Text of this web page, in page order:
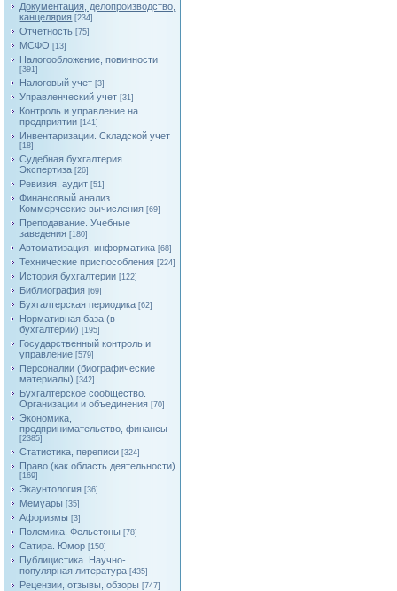
Документация, делопроизводство,
канцелярия [234]
Отчетность [75]
МСФО [13]
Налогообложение, повинности
[391]
Налоговый учет [3]
Управленческий учет [31]
Контроль и управление на
предприятии [141]
Инвентаризации. Складской учет
[18]
Судебная бухгалтерия.
Экспертиза [26]
Ревизия, аудит [51]
Финансовый анализ.
Коммерческие вычисления [69]
Преподавание. Учебные
заведения [180]
Автоматизация, информатика [68]
Технические приспособления [224]
История бухгалтерии [122]
Библиография [69]
Бухгалтерская периодика [62]
Нормативная база (в
бухгалтерии) [195]
Государственный контроль и
управление [579]
Персоналии (биографические
материалы) [342]
Бухгалтерское сообщество.
Организации и объединения [70]
Экономика,
предпринимательство, финансы
[2385]
Статистика, переписи [324]
Право (как область деятельности)
[169]
Экаунтология [36]
Мемуары [35]
Афоризмы [3]
Полемика. Фельетоны [78]
Сатира. Юмор [150]
Публицистика. Научно-
популярная литература [435]
Рецензии, отзывы, обзоры [747]